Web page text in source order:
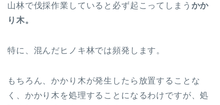
山林で伐採作業していると必ず起こってしまう かか
り木。
特に、混んだヒノキ林では頻発します。
もちろん、かかり木が発生したら放置することな
く、かかり木を処理することになるわけですが、処